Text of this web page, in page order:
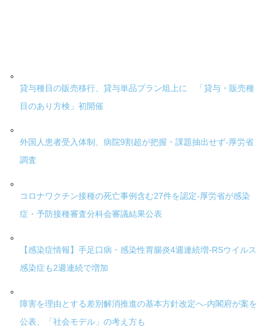
貸与種目の販売移行、貸与単品プラン俎上に 「貸与・販売種
目のあり方検」初開催
外国人患者受入体制、病院9割超が把握・課題抽出せず-厚労省
調査
コロナワクチン接種の死亡事例含む27件を認定-厚労省が感染
症・予防接種審査分科会審議結果公表
【感染症情報】手足口病・感染性胃腸炎4週連続増-RSウイルス
感染症も2週連続で増加
障害を理由とする差別解消推進の基本方針改定へ-内閣府が案を
公表、「社会モデル」の考え方も